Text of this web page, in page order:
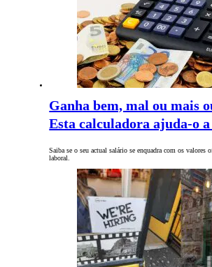
Ganha bem, mal ou mais
Esta calculadora ajuda-o
Saiba se o seu actual salário se enquadra com os valores
laboral.